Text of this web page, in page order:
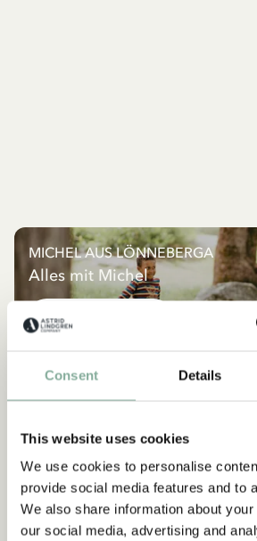
Consent Details
This website uses cookies
We use cookies to personalise
provide social media features and to
We also share information about
our social media, advertising and
MICHEL AUS LÖNNEBERGA
Alles mit Michel
ALLES MIT MICHEL
NEU